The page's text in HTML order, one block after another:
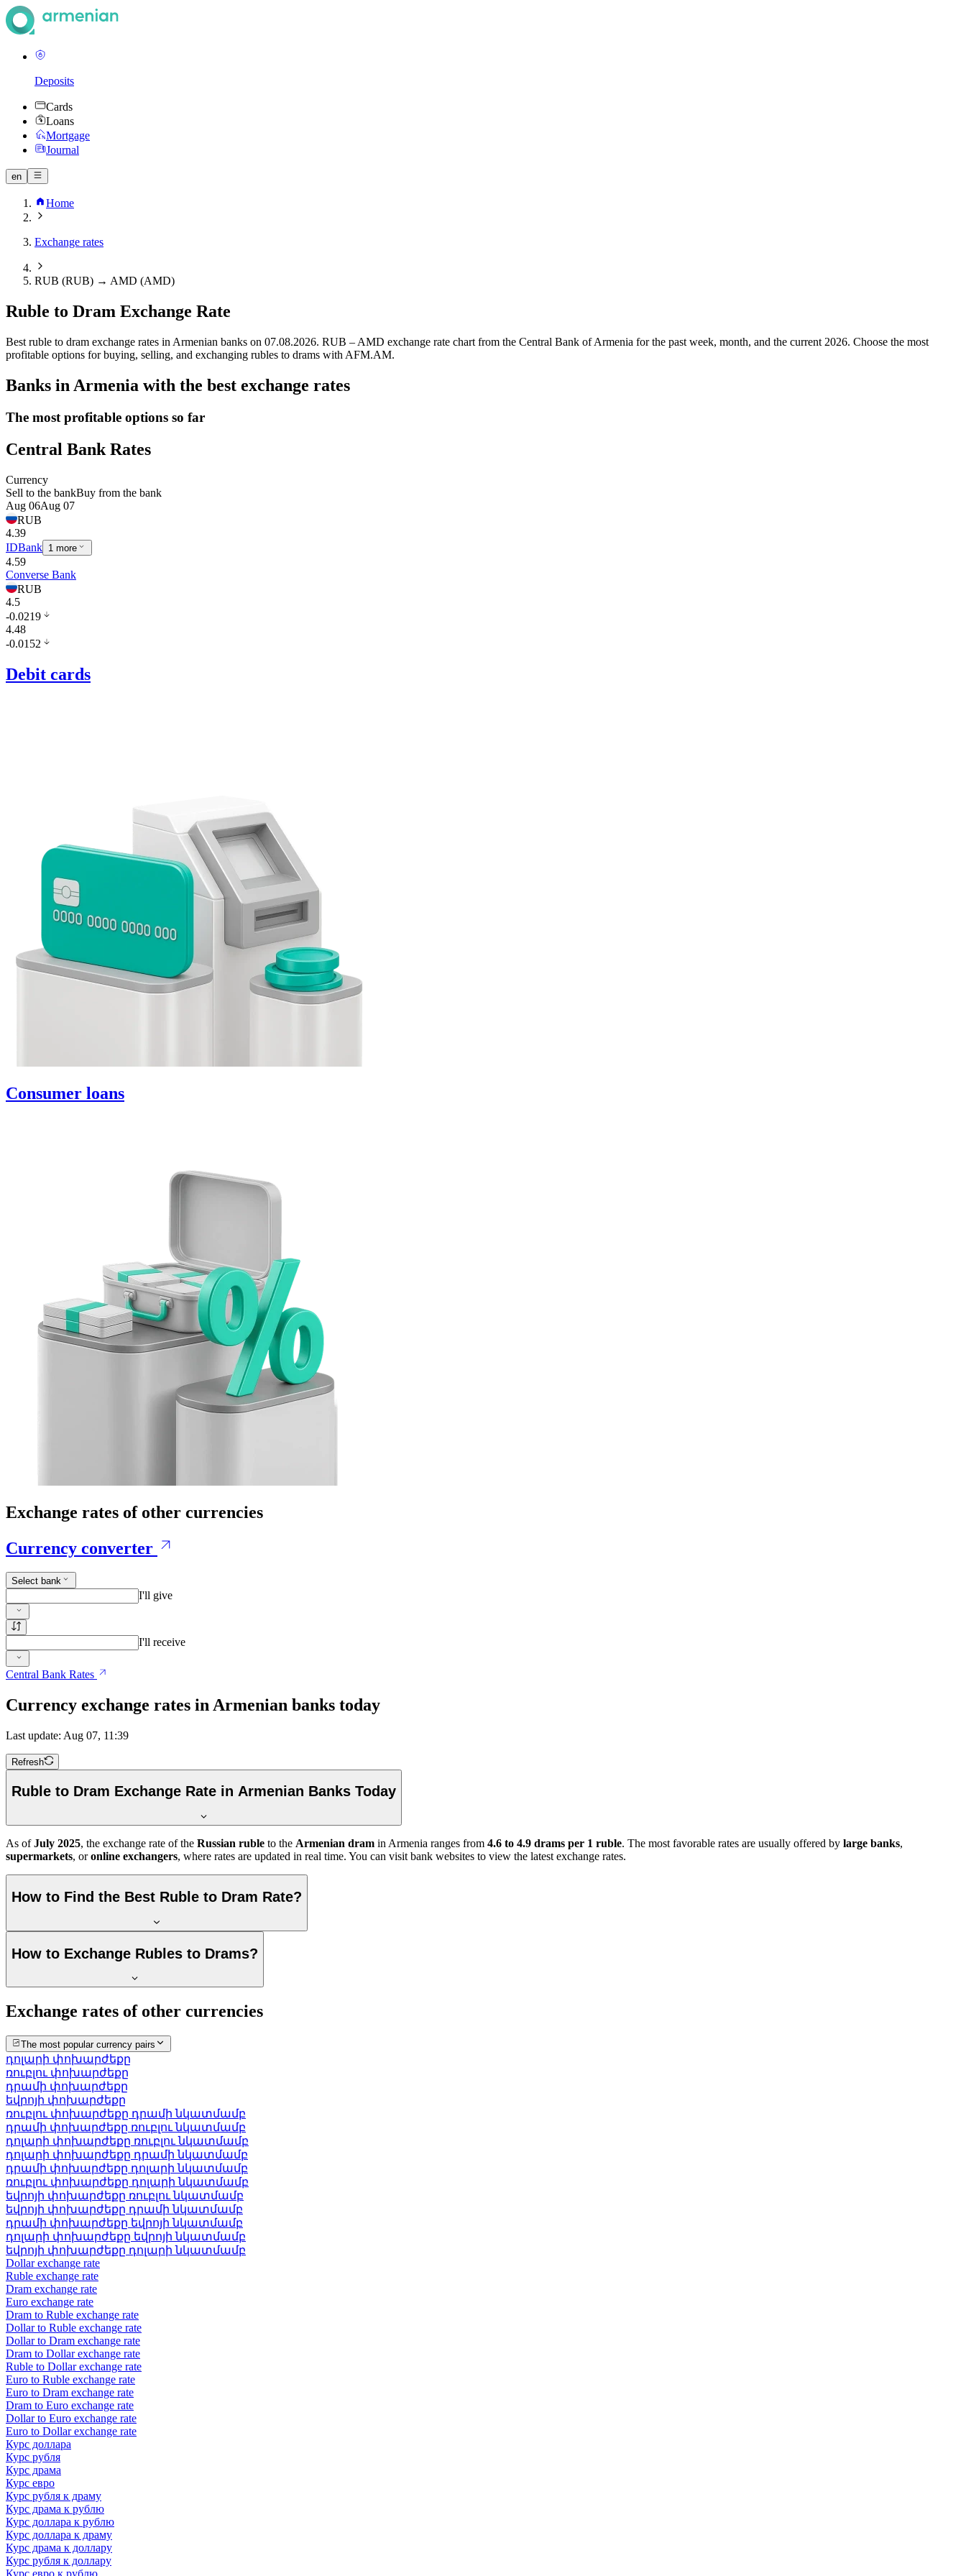
Deposits
Cards
Loans
Mortgage
Journal
en
Home
Exchange rates
RUB (RUB) → AMD (AMD)
Ruble to Dram Exchange Rate
Best ruble to dram exchange rates in Armenian banks on 07.08.2026. RUB – AMD exchange rate chart from the Central Bank of Armenia for the past week, month, and the current 2026. Choose the most
profitable options for buying, selling, and exchanging rubles to drams with AFM.AM.
Banks in Armenia with the best exchange rates
The most profitable options so far
Central Bank Rates
Currency
Sell to the bankBuy from the bank
Aug 06Aug 07
RUB
4.39
IDBank 1 more
4.59
Converse Bank
RUB
4.5
-0.0219
4.48
-0.0152
Debit cards
Consumer loans
Exchange rates of other currencies
Currency converter
Select bank
I'll give
I'll receive
Central Bank Rates
Currency exchange rates in Armenian banks today
Last update: Aug 07, 11:39
Refresh
Ruble to Dram Exchange Rate in Armenian Banks Today
As ofJuly 2025, the exchange rate of the Russian ruble to the Armenian dram in Armenia ranges from 4.6 to 4.9 drams per 1 ruble. The most favorable rates are usually offered by large banks,
supermarkets, oronline exchangers, where rates are updated in real time. You can visit bank websites to view the latest exchange rates.
How to Find the Best Ruble to Dram Rate?
How to Exchange Rubles to Drams?
Exchange rates of other currencies
The most popular currency pairs
դոլարի փոխարժեքը
ռուբլու փոխարժեքը
դրամի փոխարժեքը
եվրոյի փոխարժեքը
ռուբլու փոխարժեքը դրամի նկատմամբ
դրամի փոխարժեքը ռուբլու նկատմամբ
դոլարի փոխարժեքը ռուբլու նկատմամբ
դոլարի փոխարժեքը դրամի նկատմամբ
դրամի փոխարժեքը դոլարի նկատմամբ
ռուբլու փոխարժեքը դոլարի նկատմամբ
եվրոյի փոխարժեքը ռուբլու նկատմամբ
եվրոյի փոխարժեքը դրամի նկատմամբ
դրամի փոխարժեքը եվրոյի նկատմամբ
դոլարի փոխարժեքը եվրոյի նկատմամբ
եվրոյի փոխարժեքը դոլարի նկատմամբ
Dollar exchange rate
Ruble exchange rate
Dram exchange rate
Euro exchange rate
Dram to Ruble exchange rate
Dollar to Ruble exchange rate
Dollar to Dram exchange rate
Dram to Dollar exchange rate
Ruble to Dollar exchange rate
Euro to Ruble exchange rate
Euro to Dram exchange rate
Dram to Euro exchange rate
Dollar to Euro exchange rate
Euro to Dollar exchange rate
Курс доллара
Курс рубля
Курс драма
Курс евро
Курс рубля к драму
Курс драма к рублю
Курс доллара к рублю
Курс доллара к драму
Курс драма к доллару
Курс рубля к доллару
Курс евро к рублю